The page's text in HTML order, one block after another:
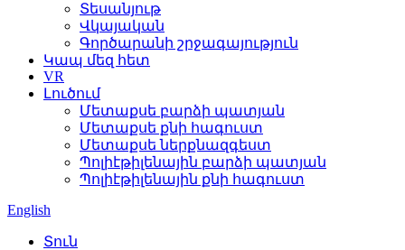
Տեսանյութ
Վկայական
Գործարանի շրջագայություն
Կապ մեզ հետ
VR
Լուծում
Մետաքսե բարձի պատյան
Մետաքսե քնի հագուստ
Մետաքսե ներքնազգեստ
Պոլիէթիլենային բարձի պատյան
Պոլիէթիլենային քնի հագուստ
English
Տուն